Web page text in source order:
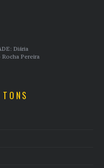
Diária
Pereira